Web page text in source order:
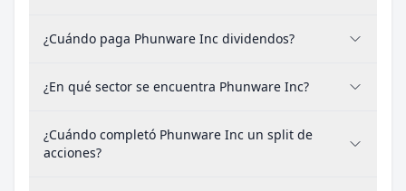
¿Cuándo paga Phunware Inc dividendos?
¿En qué sector se encuentra Phunware Inc?
¿Cuándo completó Phunware Inc un split de
acciones?